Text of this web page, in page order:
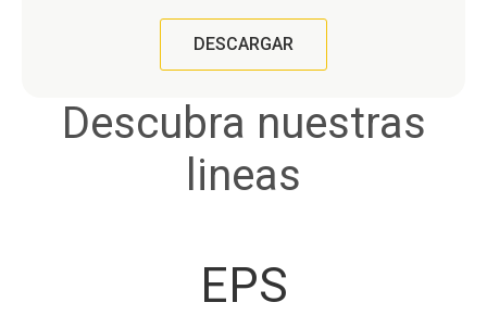
DESCARGAR
Descubra nuestras
lineas
EPS